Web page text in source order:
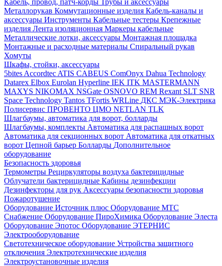
Металлорукав Коммутационные изделия Кабель-каналы и
аксессуары Инструменты Кабельные тестеры Крепежные
изделия Лента изоляционная Маркеры кабельные
Металлические лотки, аксессуары Монтажная площадка
Монтажные и расходные материалы Спиральный рукав
Хомуты
Шкафы, стойки, аксессуары
5bites Accordtec ATIS CABEUS ComOnyx Dahua Technology
Datarex Elbox Eurolan Hyperline IEK ITK MASTERMANN
MAXYS NIKOMAX NSGate OSNOVO REM Rexant SLT SNR
Space Technology Tantos TFortis WRLine ДКС МЭК-Электрика
Полисервис ПРОВЕНТО ЦМО NETLAN TLK
Шлагбаумы, автоматика для ворот, болларды
Шлагбаумы, комплекты Автоматика для распашных ворот
Автоматика для секционных ворот Автоматика для откатных
ворот Цепной барьер Болларды Дополнительное
оборудование
Безопасность здоровья
Термометры Рециркуляторы воздуха бактерицидные
Облучатели бактерицидные Кабины дезинфекции
Дезинфекторы для рук Аксессуары безопасности здоровья
Пожаротушение
Оборудование Источник плюс Оборудование МТС
Снабжение Оборудование ПироХимика Оборудование Элеста
Оборудование Эпотос Оборудование ЭТЕРНИС
Электрооборудование
Светотехническое оборудование Устройства защитного
отключения Электротехнические изделия
Электроустановочные изделия